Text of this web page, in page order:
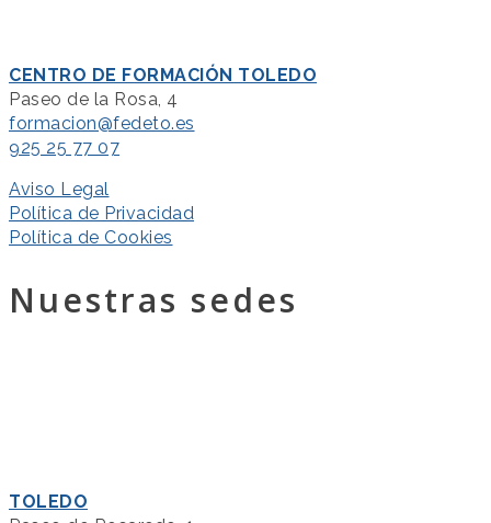
CENTRO DE FORMACIÓN TOLEDO
Paseo de la Rosa, 4
formacion@fedeto.es
925 25 77 07
Aviso Legal
Política de Privacidad
Política de Cookies
Nuestras sedes
TOLEDO